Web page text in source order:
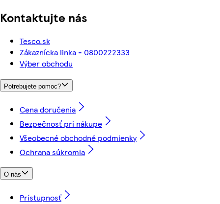
Kontaktujte nás
Tesco.sk
Zákaznícka linka - 0800222333
Výber obchodu
Potrebujete pomoc?
Cena doručenia
Bezpečnosť pri nákupe
Všeobecné obchodné podmienky
Ochrana súkromia
O nás
Prístupnosť